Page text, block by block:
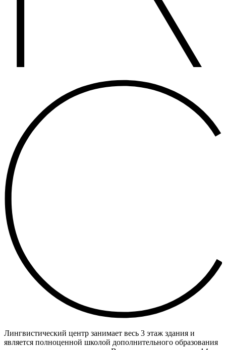
Лингвистический центр занимает весь 3 этаж здания и
является полноценной школой дополнительного образования